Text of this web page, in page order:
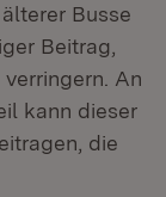
Busse
Beitrag,
An
kann dieser
die